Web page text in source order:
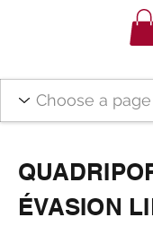
ÉVASION